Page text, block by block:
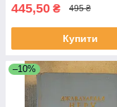
445,50 ₴ 495 ₴
Купити
–10%